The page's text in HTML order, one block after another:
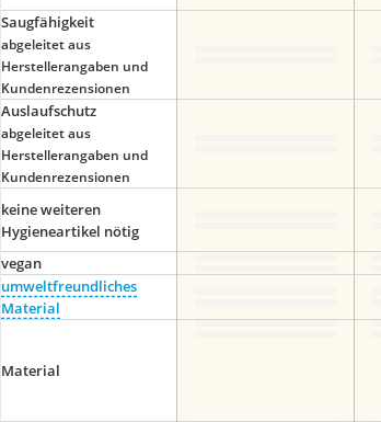
Saugfähigkeit
abgeleitet aus
Herstellerangaben und
Kundenrezensionen
Auslaufschutz
abgeleitet aus
Herstellerangaben und
Kundenrezensionen
keine weiteren
Hygieneartikel nötig
vegan
umweltfreundliches
Material
Material